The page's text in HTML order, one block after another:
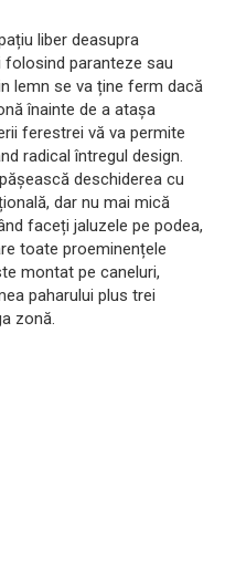
liber deasupra
paranteze sau
lemn se va ține ferm dacă
înainte de a atașa
ferestrei vă va permite
radical întregul design.
deschiderea cu
dar nu mai mică
faceți jaluzele pe podea,
toate proeminențele
montat pe caneluri,
paharului plus trei
zonă.